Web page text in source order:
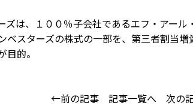
ズは、１００％子会社であるエフ・アー
ベスターズの株式の一部を、第三者割当
的。
←前の記事 記事一覧へ 次の